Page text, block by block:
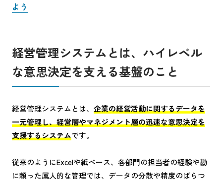
よう
経営管理システムとは、ハイレベル
な意思決定を支える基盤のこと
経営管理システムとは、 企業の経営活動に関するデータを
一元管理し、経営層やマネジメント層の迅速な意思決定を
支援するシステムです。
従来のようにExcelや紙ベース、各部門の担当者の経験や勘
に頼った属人的な管理では、データの分散や精度のばらつ